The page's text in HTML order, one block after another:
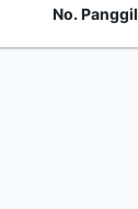
No. Panggil